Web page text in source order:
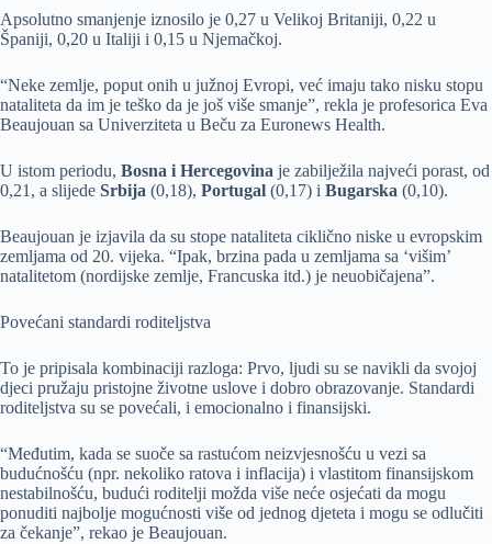
Apsolutno smanjenje iznosilo je 0,27 u Velikoj Britaniji, 0,22 u
Španiji, 0,20 u Italiji i 0,15 u Njemačkoj.
“Neke zemlje, poput onih u južnoj Evropi, već imaju tako nisku stopu
nataliteta da im je teško da je još više smanje”, rekla je profesorica Eva
Beaujouan sa Univerziteta u Beču za Euronews Health.
U istom periodu, Bosna i Hercegovina je zabilježila najveći porast, od
0,21, a slijede Srbija (0,18), Portugal (0,17) i Bugarska (0,10).
Beaujouan je izjavila da su stope nataliteta ciklično niske u evropskim
zemljama od 20. vijeka. “Ipak, brzina pada u zemljama sa ‘višim’
natalitetom (nordijske zemlje, Francuska itd.) je neuobičajena”.
Povećani standardi roditeljstva
To je pripisala kombinaciji razloga: Prvo, ljudi su se navikli da svojoj
djeci pružaju pristojne životne uslove i dobro obrazovanje. Standardi
roditeljstva su se povećali, i emocionalno i finansijski.
“Međutim, kada se suoče sa rastućom neizvjesnošću u vezi sa
budućnošću (npr. nekoliko ratova i inflacija) i vlastitom finansijskom
nestabilnošću, budući roditelji možda više neće osjećati da mogu
ponuditi najbolje mogućnosti više od jednog djeteta i mogu se odlučiti
za čekanje”, rekao je Beaujouan.